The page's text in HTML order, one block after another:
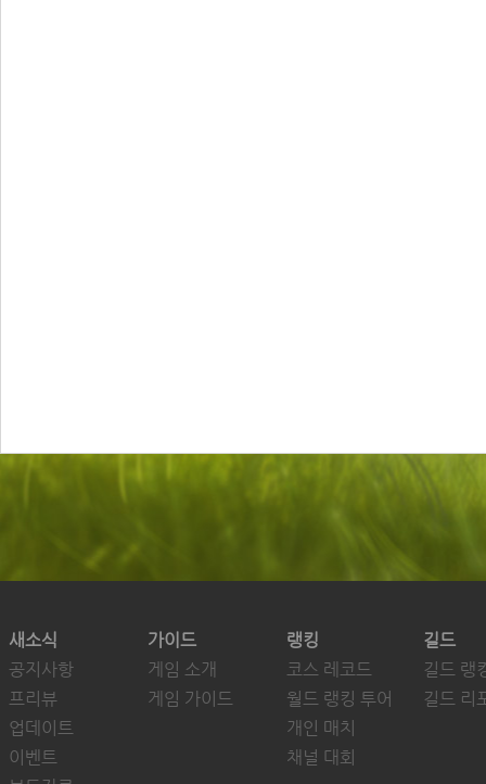
새소식
공지사항
프리뷰
업데이트
이벤트
가이드
게임 소개
게임 가이드
랭킹
코스 레코드
월드 랭킹 투어
개인 매치
채널 대회
길드
길드 랭
길드 리